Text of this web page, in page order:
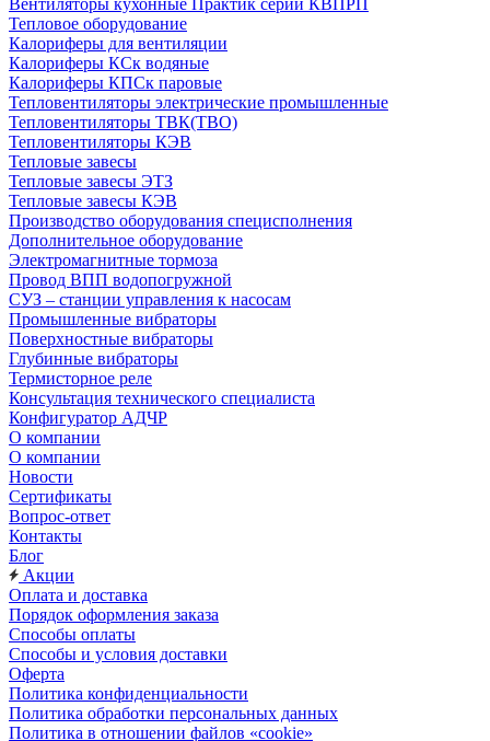
Вентиляторы кухонные Практик серии КВПРП
Тепловое оборудование
Калориферы для вентиляции
Калориферы КСк водяные
Калориферы КПСк паровые
Тепловентиляторы электрические промышленные
Тепловентиляторы ТВК(ТВО)
Тепловентиляторы КЭВ
Тепловые завесы
Тепловые завесы ЭТЗ
Тепловые завесы КЭВ
Производство оборудования специсполнения
Дополнительное оборудование
Электромагнитные тормоза
Провод ВПП водопогружной
СУЗ – станции управления к насосам
Промышленные вибраторы
Поверхностные вибраторы
Глубинные вибраторы
Термисторное реле
Консультация технического специалиста
Конфигуратор АДЧР
О компании
О компании
Новости
Сертификаты
Вопрос-ответ
Контакты
Блог
Акции
Оплата и доставка
Порядок оформления заказа
Способы оплаты
Способы и условия доставки
Оферта
Политика конфиденциальности
Политика обработки персональных данных
Политика в отношении файлов «cookie»